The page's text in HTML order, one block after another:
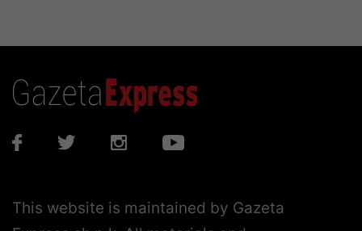
This website is maintained by Gazeta